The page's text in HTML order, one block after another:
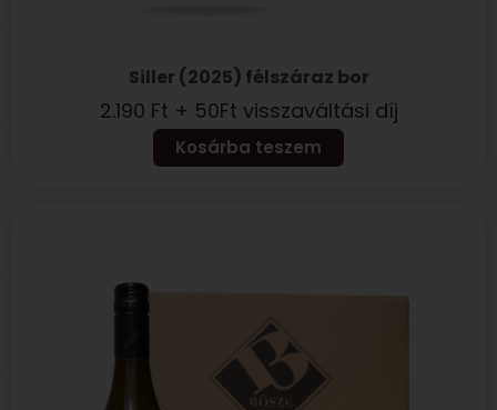
Siller (2025) félszáraz bor
2.190 Ft + 50Ft visszaváltási díj
Kosárba teszem